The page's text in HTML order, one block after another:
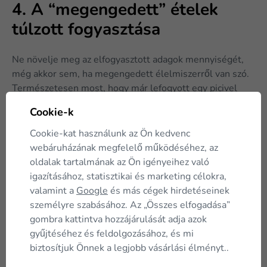
4. A “megengedett” ételek
túlzott fogyasztása
Ne növelje meg az elfogyasztott adagok mennyiségét,
még akkor sem, ha megengedett élelmiszerről van szó.
Természetesen most, hogy már lefogyott egy picivel
ételek esetében is próbáljon a mértékletességre
törekedni. Kerülje a túlevést, és nem történik semmi
5. Az előre elkészítés elvének
alábecsülése
Ne hagyatkozzon arra, hogy ha majd napközben
megéhezik, lesz ideje egy tápanyagban kiegyensúlyozott
ebéd elkészítésére. Az élet kiszámíthatatlan, ezért
Cookie-k
Cookie-kat használunk az Ön kedvenc
webáruházának megfelelő működéséhez, az
oldalak tartalmának az Ön igényeihez való
igazításához, statisztikai és marketing célokra,
valamint a Google és más cégek hirdetéseinek
személyre szabásához. Az „Összes elfogadása”
gombra kattintva hozzájárulását adja azok
gyűjtéséhez és feldolgozásához, és mi
biztosítjuk Önnek a legjobb vásárlási élményt..